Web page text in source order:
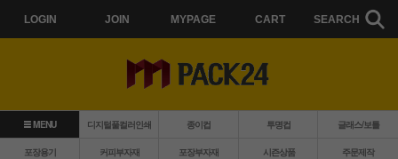
LOGIN JOIN MYPAGE CART SEARCH
MENU 디지털풀컬러인쇄 종이컵 투명컵 글래스/보틀
포장용기 커피부자재 포장부자재 시즌상품
주문제작